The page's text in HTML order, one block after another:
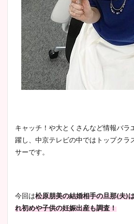
キャッチ！や大とくさんなど情報バラ
躍し、中京テレビの中ではトップクラ
サーです。
今回は松原朋美の結婚相手の旦那(夫)
れ初めや子供の妊娠出産も調査！